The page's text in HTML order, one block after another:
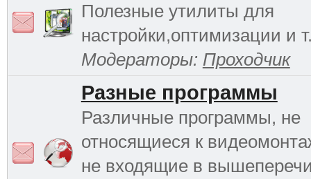
Полезные утилиты для
настройки,оптимизации и
Модераторы: Проходчик
Разные программы
Различные программы, не
относящиеся к
не входящие в